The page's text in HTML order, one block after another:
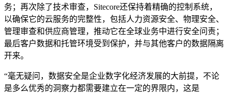
务；再次除了技术审查，Sitecore还保持着精确的控制系统，
以确保它的云服务的完整性，包括人力资源安全、物理安全、
管理审查和供应商管理，推动它在全球业务中进行安全问责；
最后客户数据和托管环境受到保护，并与其他客户的数据隔离
开来。
“毫无疑问，数据安全是企业数字化经济发展的大前提，不论
是多么优秀的洞察力都需要建立在一定的界限内，这是